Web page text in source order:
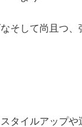
そして尚且つ、
タイルアップ